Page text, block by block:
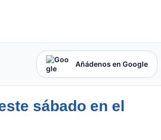
Añádenos en Google
sábado en el